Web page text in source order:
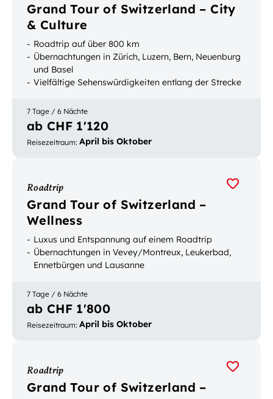
Grand Tour of Switzerland – City
& Culture
Roadtrip auf über 800 km
Übernachtungen in Zürich, Luzern, Bern, Neuenburg
und Basel
Vielfältige Sehenswürdigkeiten entlang der Strecke
7 Tage / 6 Nächte
ab CHF 1'120
Reisezeitraum: April bis Oktober
Roadtrip
Grand Tour of Switzerland –
Wellness
Luxus und Entspannung auf einem Roadtrip
Übernachtungen in Vevey/Montreux, Leukerbad,
Ennetbürgen und Lausanne
7 Tage / 6 Nächte
ab CHF 1'800
Reisezeitraum: April bis Oktober
Roadtrip
Grand Tour of Switzerland –